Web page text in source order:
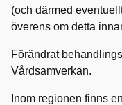
(och därmed
överens om detta
Förändrat
Vårdsamverkan.
Inom regionen finns